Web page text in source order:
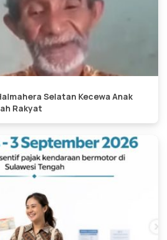
Selatan Kecewa Anak
Rakyat